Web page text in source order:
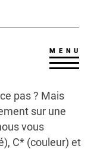
MENU
pas ? Mais
sur une
vous
C* (couleur) et